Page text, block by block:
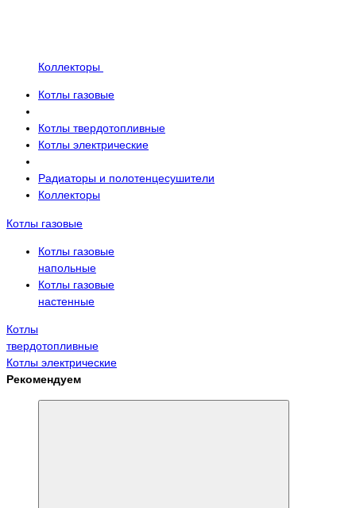
Коллекторы
Котлы газовые
Котлы твердотопливные
Котлы электрические
Радиаторы и полотенцесушители
Коллекторы
Котлы газовые
Котлы газовые
напольные
Котлы газовые
настенные
Котлы
твердотопливные
Котлы электрические
Рекомендуем